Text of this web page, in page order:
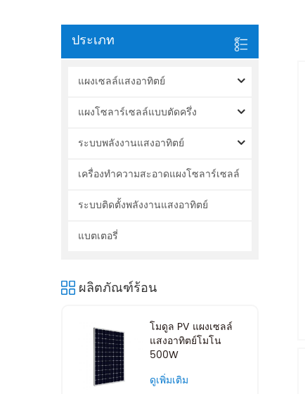
ประเภท
แผงเซลล์แสงอาทิตย์
แผงโซลาร์เซลล์แบบตัดครึ่ง
ระบบพลังงานแสงอาทิตย์
เครื่องทำความสะอาดแผงโซลาร์เซลล์
ระบบติดตั้งพลังงานแสงอาทิตย์
แบตเตอรี่
ผลิตภัณฑ์ร้อน
โมดูล PV แผงเซลล์
แสงอาทิตย์โมโน
500W
ดูเพิ่มเติม